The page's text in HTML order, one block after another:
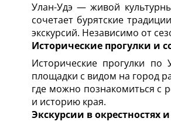
Улан-Удэ — живой
сочетает бурятские
экскурсий. Независимо от
Исторические прогулки и
Исторические прогулки по
площадки с видом на город
где можно познакомиться с
и историю края.
Экскурсии в окрестностях